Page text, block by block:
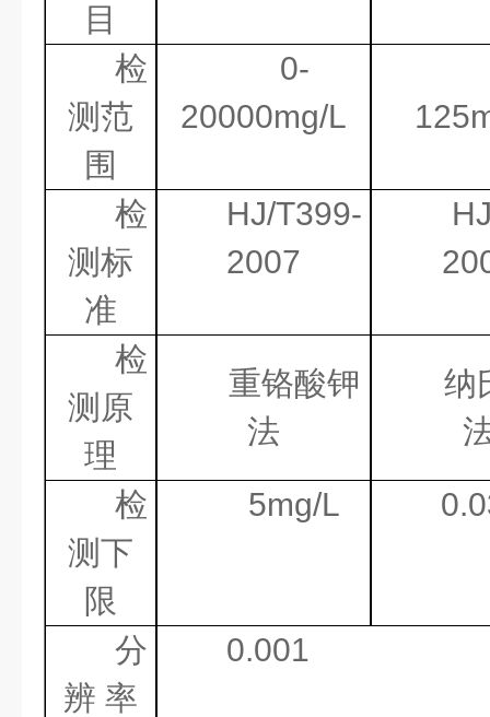
目
检
测范
围
0-
20000mg/L
检
测标
准
HJ/T399-
2007
检
测原
理
重铬酸钾
法
纳
检
测下
限
5mg/L
分
辨 率
0.001